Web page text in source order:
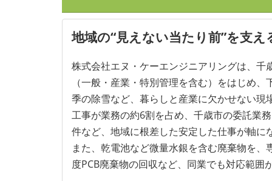
地域の“見えない当たり前”を支
株式会社エヌ・ケーエンジニアリングは、千
（一般・産業・特別管理を含む）をはじめ
季の除雪など、暮らしと産業に欠かせない現
工事が業務の約6割を占め、千歳市の委託業
件など、地域に根差した安定した仕事が軸に
また、乾電池など微量水銀を含む廃棄物を
度PCB廃棄物の回収など、同業でも対応範囲